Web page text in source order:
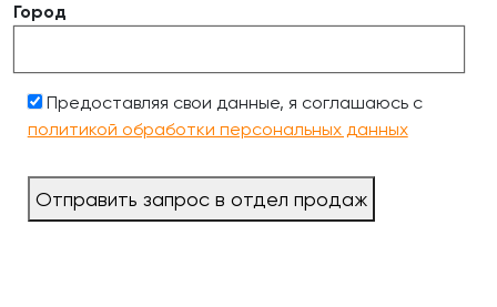
Город
Предоставляя свои данные, я соглашаюсь с
политикой обработки персональных данных
Отправить запрос в отдел продаж